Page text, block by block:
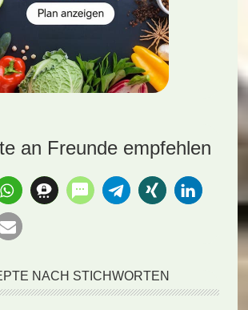
an Freunde empfehlen
NACH STICHWORTEN